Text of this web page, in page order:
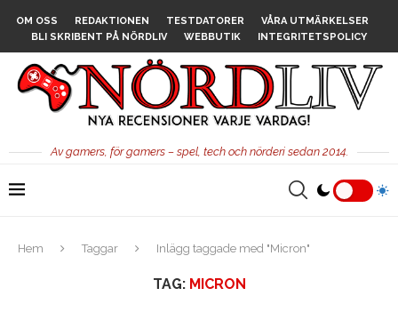
OM OSS REDAKTIONEN TESTDATORER
VÅRA UTMÄRKELSER
BLI SKRIBENT PÅ NÖRDLIV
WEBBUTIK INTEGRITETSPOLICY
Av gamers, för gamers – spel, tech och nörderi sedan 2014.
Hem Taggar Inlägg taggade med "Micron"
TAG: MICRON